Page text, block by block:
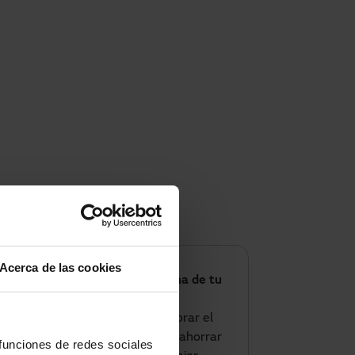
Acerca de las cookies
de redes sociales
¿Listo para optimizar el clima de tu
Si este verano quieres mejorar el
confort de tu local u oficina, ahorrar